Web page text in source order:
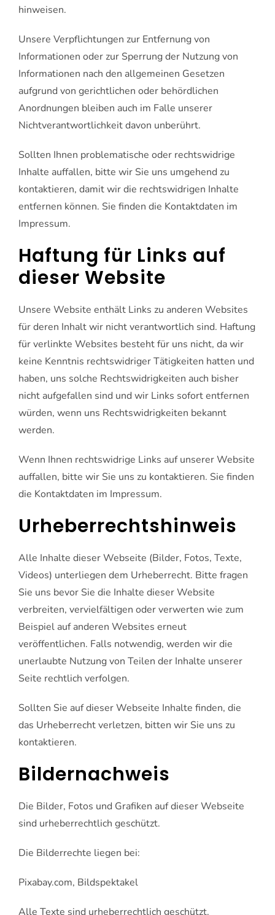
hinweisen.
Unsere Verpflichtungen zur Entfernung von
Informationen oder zur Sperrung der Nutzung von
Informationen nach den allgemeinen Gesetzen
aufgrund von gerichtlichen oder behördlichen
Anordnungen bleiben auch im Falle unserer
Nichtverantwortlichkeit davon unberührt.
Sollten Ihnen problematische oder rechtswidrige
Inhalte auffallen, bitte wir Sie uns umgehend zu
kontaktieren, damit wir die rechtswidrigen Inhalte
entfernen können. Sie finden die Kontaktdaten im
Impressum.
Haftung für Links auf
dieser Website
Unsere Website enthält Links zu anderen Websites
für deren Inhalt wir nicht verantwortlich sind. Haftung
für verlinkte Websites besteht für uns nicht, da wir
keine Kenntnis rechtswidriger Tätigkeiten hatten und
haben, uns solche Rechtswidrigkeiten auch bisher
nicht aufgefallen sind und wir Links sofort entfernen
würden, wenn uns Rechtswidrigkeiten bekannt
werden.
Wenn Ihnen rechtswidrige Links auf unserer Website
auffallen, bitte wir Sie uns zu kontaktieren. Sie finden
die Kontaktdaten im Impressum.
Urheberrechtshinweis
Alle Inhalte dieser Webseite (Bilder, Fotos, Texte,
Videos) unterliegen dem Urheberrecht. Bitte fragen
Sie uns bevor Sie die Inhalte dieser Website
verbreiten, vervielfältigen oder verwerten wie zum
Beispiel auf anderen Websites erneut
veröffentlichen. Falls notwendig, werden wir die
unerlaubte Nutzung von Teilen der Inhalte unserer
Seite rechtlich verfolgen.
Sollten Sie auf dieser Webseite Inhalte finden, die
das Urheberrecht verletzen, bitten wir Sie uns zu
kontaktieren.
Bildernachweis
Die Bilder, Fotos und Grafiken auf dieser Webseite
sind urheberrechtlich geschützt.
Die Bilderrechte liegen bei:
Pixabay.com, Bildspektakel
Alle Texte sind urheberrechtlich geschützt.